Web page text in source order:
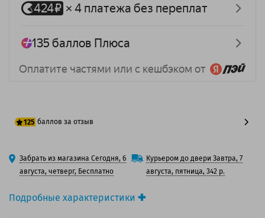
Подробные характеристики
125 баллов за отзыв
100 баллов
125 баллов
Забрать из магазина Сегодня, 6
августа, четверг, Бесплатно
Курьером до двери Завтра, 7
августа, пятница, 342 р.